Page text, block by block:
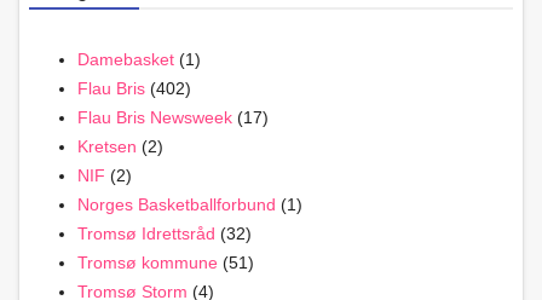
Damebasket (1)
Flau Bris (402)
Flau Bris Newsweek (17)
Kretsen (2)
NIF (2)
Norges Basketballforbund (1)
Tromsø Idrettsråd (32)
Tromsø kommune (51)
Tromsø Storm (4)